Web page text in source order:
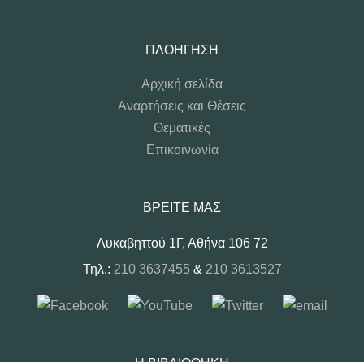
ΠΛΟΉΓΗΣΗ
Αρχική σελίδα
Αναρτήσεις και Θέσεις
Θεματικές
Επικοινωνία
ΒΡΕΊΤΕ ΜΑΣ
Λυκαβηττού 1Γ, Αθήνα 106 72
Τηλ.: 210 3637455 & 210 3613527